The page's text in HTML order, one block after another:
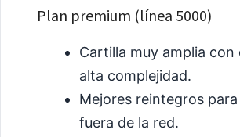
Plan premium (línea 5000)
Cartilla muy amplia
alta complejidad.
Mejores reintegros
fuera de la red.